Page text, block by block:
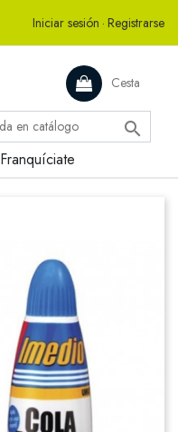
Iniciar sesión · Registrarse
Cesta

Franquíciate